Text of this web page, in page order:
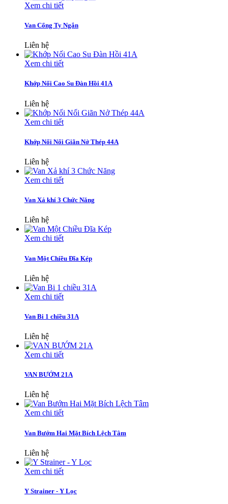
Xem chi tiết
Van Cổng Ty Ngắn
Liên hệ
Xem chi tiết
Khớp Nối Cao Su Đàn Hồi 41A
Liên hệ
Xem chi tiết
Khớp Nối Nối Giãn Nở Thép 44A
Liên hệ
Xem chi tiết
Van Xả khí 3 Chức Năng
Liên hệ
Xem chi tiết
Van Một Chiều Đĩa Kép
Liên hệ
Xem chi tiết
Van Bi 1 chiều 31A
Liên hệ
Xem chi tiết
VAN BƯỚM 21A
Liên hệ
Xem chi tiết
Van Bướm Hai Mặt Bích Lệch Tâm
Liên hệ
Xem chi tiết
Y Strainer - Y Lọc